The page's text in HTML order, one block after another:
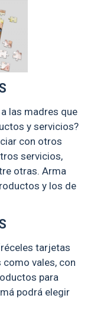
las madres que
y servicios?
con otros
servicios,
otras. Arma
y los de
tarjetas
vales, con
para
podrá elegir